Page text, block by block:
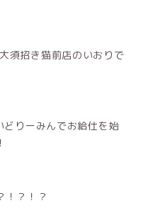
須招き猫前店のいおりで
りーみんでお給仕を始
！？！？